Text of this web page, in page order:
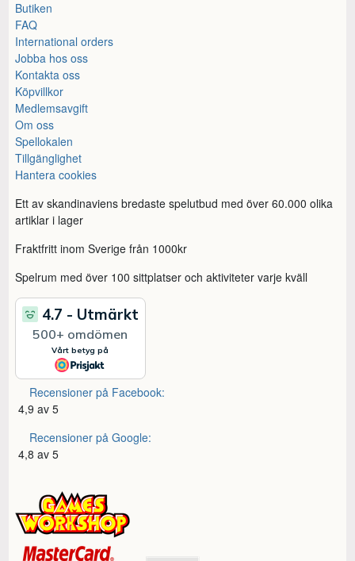
Butiken
FAQ
International orders
Jobba hos oss
Kontakta oss
Köpvillkor
Medlemsavgift
Om oss
Spellokalen
Tillgänglighet
Hantera cookies
Ett av skandinaviens bredaste spelutbud med över 60.000 olika
artiklar i lager
Fraktfritt inom Sverige från 1000kr
Spelrum med över 100 sittplatser och aktiviteter varje kväll
Recensioner på Facebook:
4,9 av 5
Recensioner på Google:
4,8 av 5